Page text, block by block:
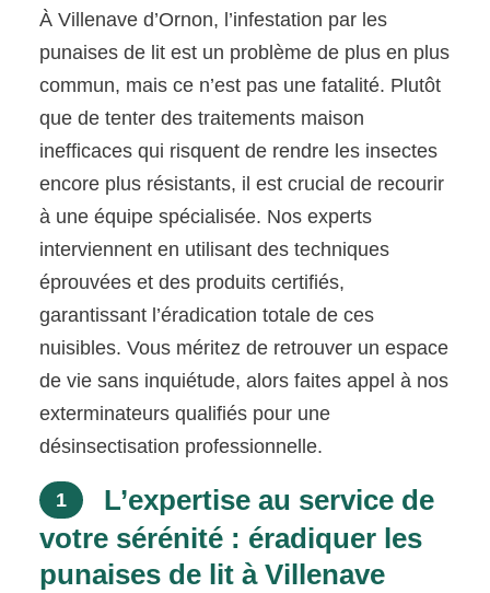
À Villenave d’Ornon, l’infestation par les
punaises de lit est un problème de plus en plus
commun, mais ce n’est pas une fatalité. Plutôt
que de tenter des traitements maison
inefficaces qui risquent de rendre les insectes
encore plus résistants, il est crucial de recourir
à une équipe spécialisée. Nos experts
interviennent en utilisant des techniques
éprouvées et des produits certifiés,
garantissant l’éradication totale de ces
nuisibles. Vous méritez de retrouver un espace
de vie sans inquiétude, alors faites appel à nos
exterminateurs qualifiés pour une
désinsectisation professionnelle.
1
L’expertise au service de
votre sérénité : éradiquer les
punaises de lit à Villenave